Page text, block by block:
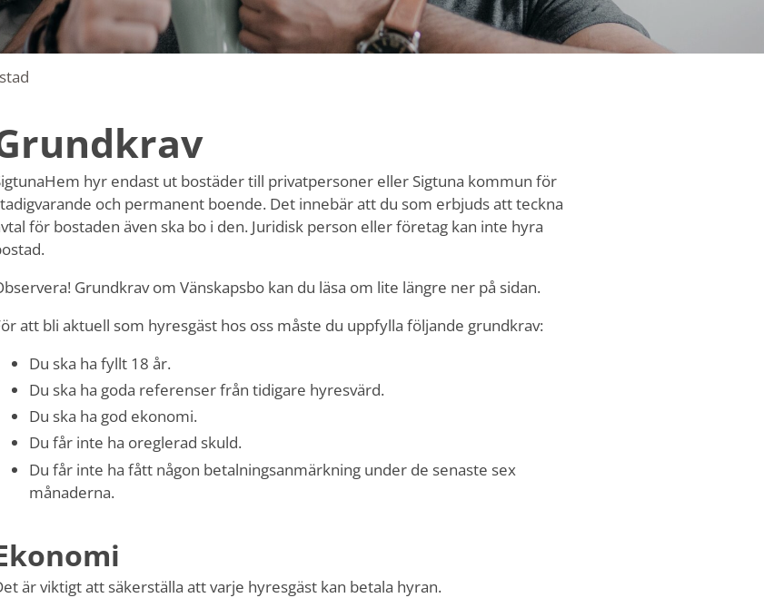
hyr endast ut bostäder till privatpersoner eller Sigtuna kommun för
och permanent boende. Det innebär att du som erbjuds att teckna
för bostaden även ska bo i den. Juridisk person eller företag kan inte hyra
Grundkrav om Vänskapsbo kan du läsa om lite längre ner på sidan.
att bli aktuell som hyresgäst hos oss måste du uppfylla följande grundkrav:
Du ska ha fyllt 18 år.
Du ska ha goda referenser från tidigare hyresvärd.
Du ska ha god ekonomi.
Du får inte ha oreglerad skuld.
Du får inte ha fått någon betalningsanmärkning under de senaste sex
månaderna.
är viktigt att säkerställa att varje hyresgäst kan betala hyran.